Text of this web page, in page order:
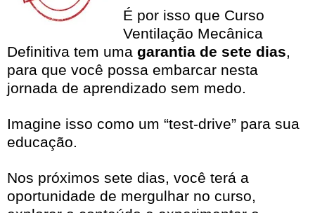
É por isso que Curso
Ventilação Mecânica
Definitiva tem uma garantia de sete dias,
para que você possa embarcar nesta
jornada de aprendizado sem medo.
Imagine isso como um “test-drive” para sua
educação.
Nos próximos sete dias, você terá a
oportunidade de mergulhar no curso,